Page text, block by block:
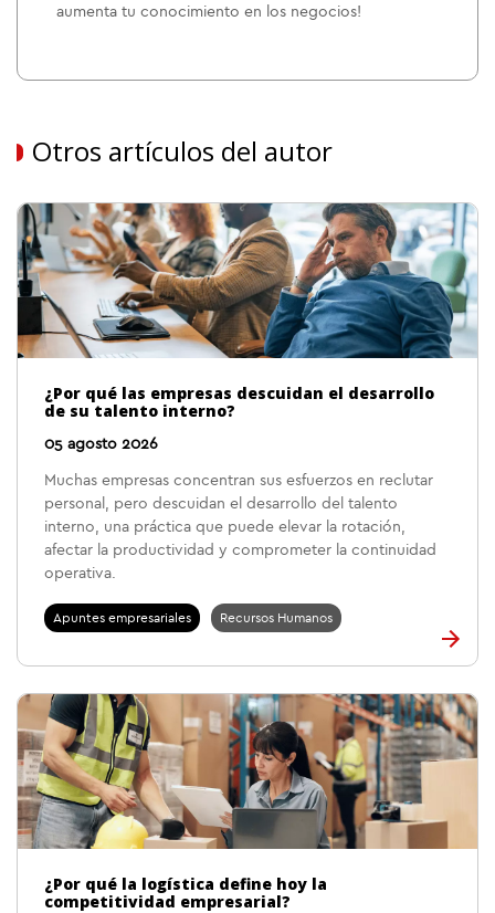
aumenta tu conocimiento en los negocios!
Otros artículos del autor
¿Por qué las empresas descuidan el desarrollo
de su talento interno?
05 agosto 2026
Muchas empresas concentran sus esfuerzos en reclutar
personal, pero descuidan el desarrollo del talento
interno, una práctica que puede elevar la rotación,
afectar la productividad y comprometer la continuidad
operativa.
Apuntes empresariales Recursos Humanos
¿Por qué la logística define hoy la
competitividad empresarial?